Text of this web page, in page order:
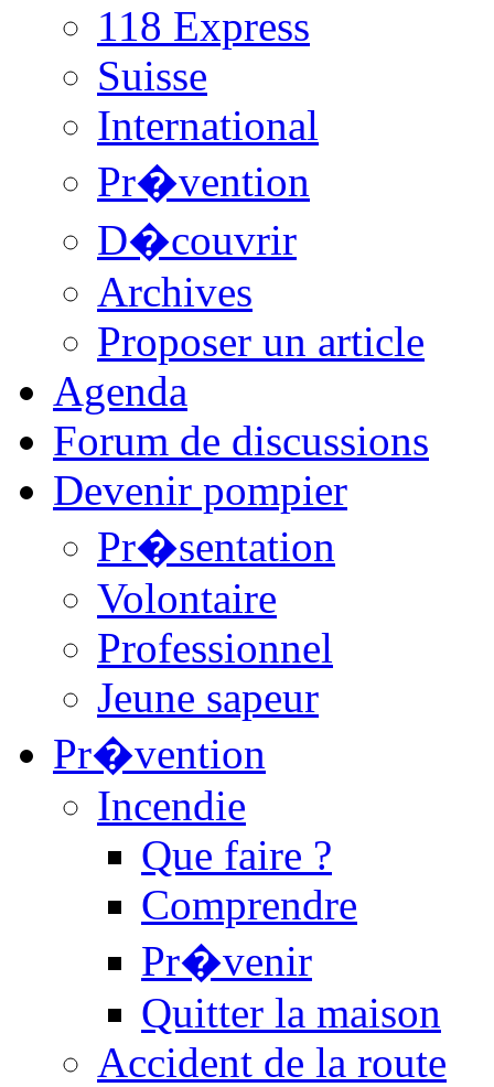
118 Express
Suisse
International
Pr�vention
D�couvrir
Archives
Proposer un article
Agenda
Forum de discussions
Devenir pompier
Pr�sentation
Volontaire
Professionnel
Jeune sapeur
Pr�vention
Incendie
Que faire ?
Comprendre
Pr�venir
Quitter la maison
Accident de la route